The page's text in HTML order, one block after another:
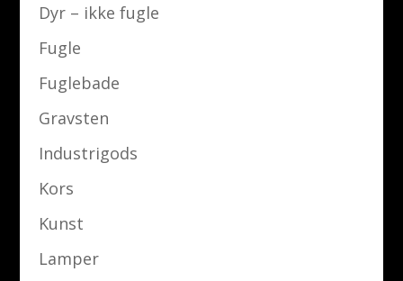
Dyr – ikke fugle
Fugle
Fuglebade
Gravsten
Industrigods
Kors
Kunst
Lamper